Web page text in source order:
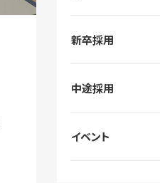
新卒採用
中途採用
イベント